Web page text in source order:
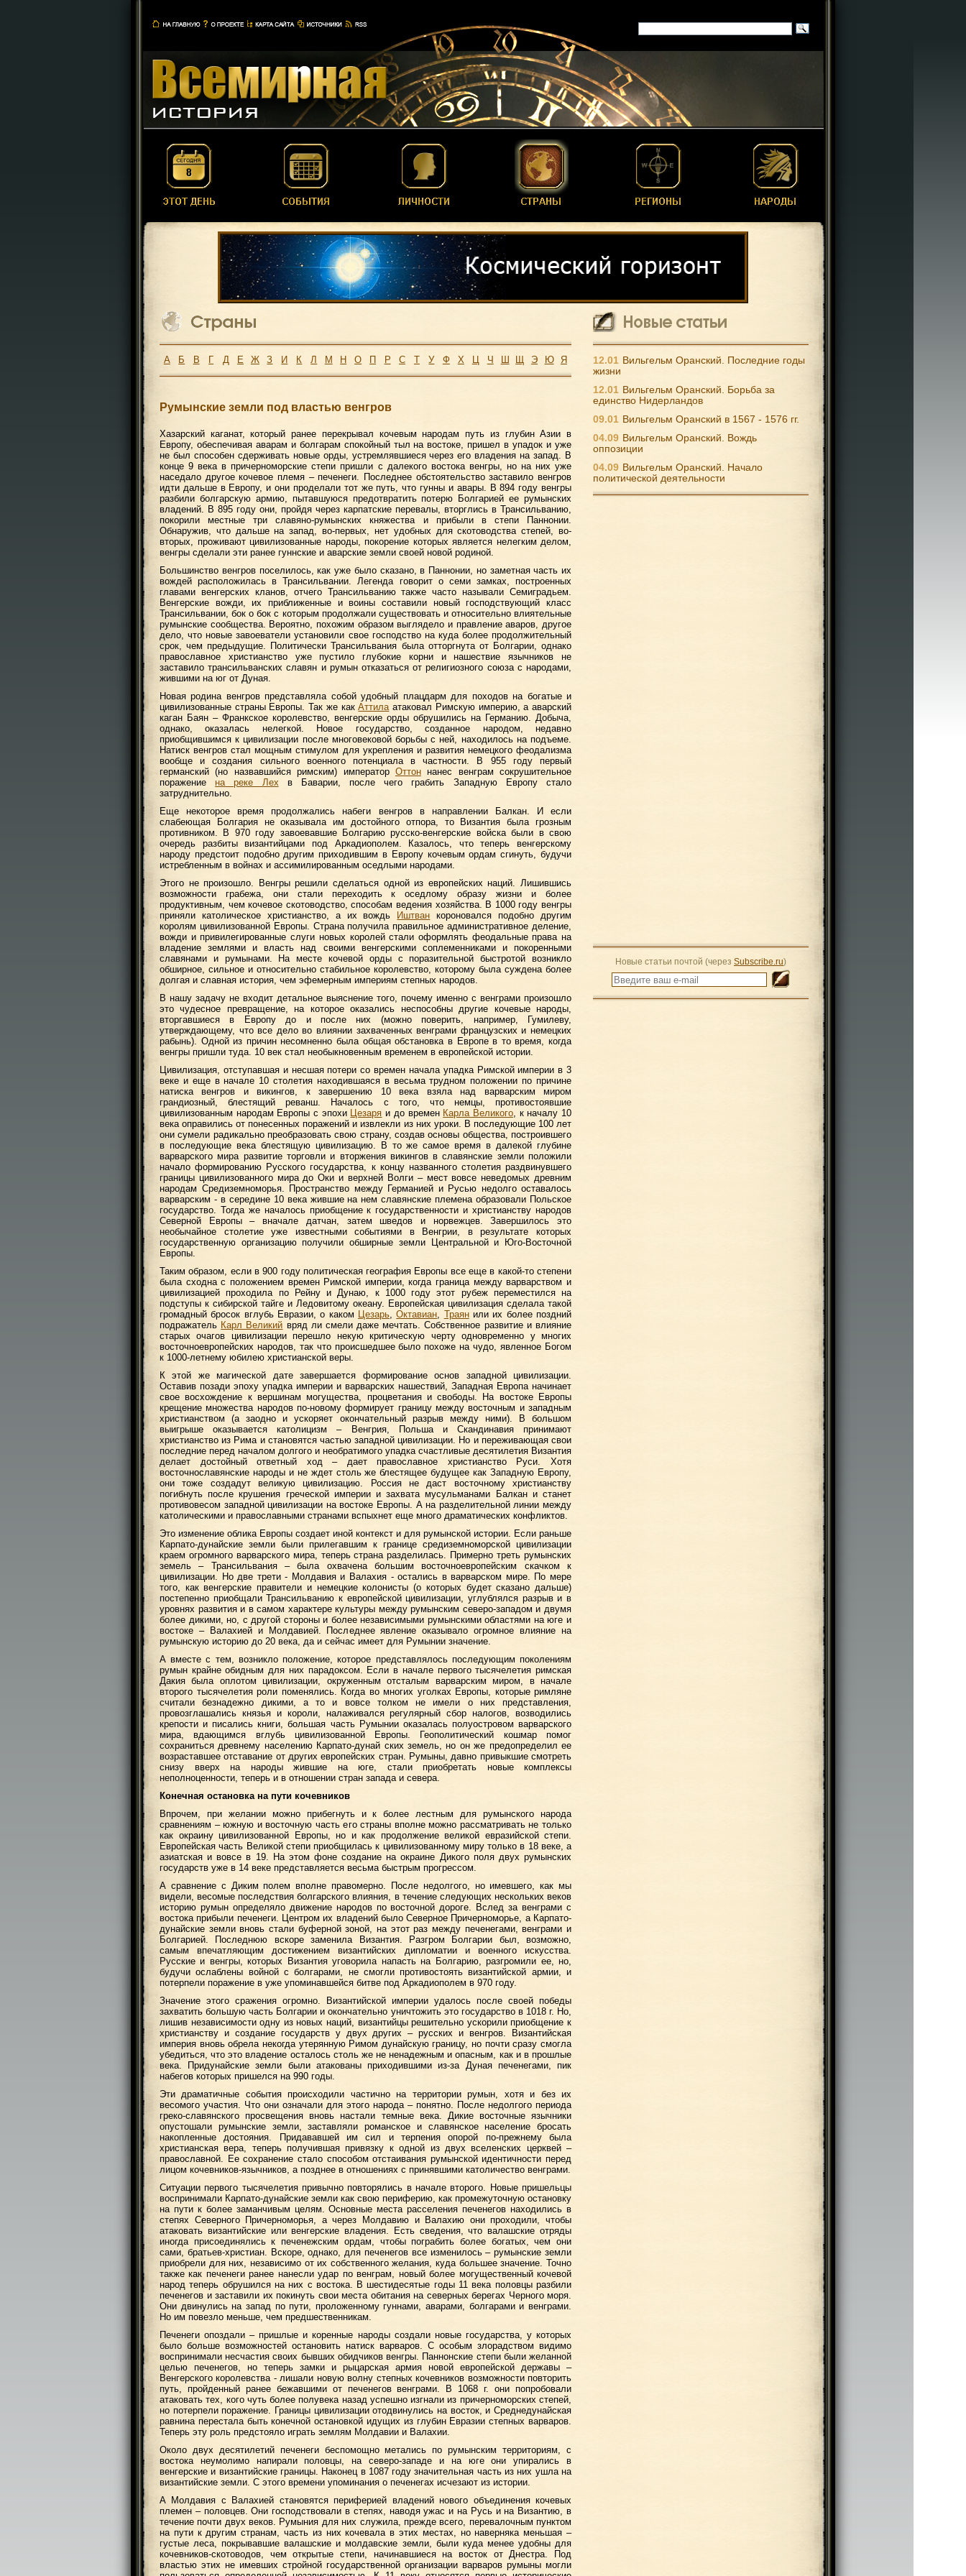
А Б В Г Д Е Ж З И К Л М Н О П Р С Т У Ф Х Ц Ч Ш Щ Э Ю Я
Румынские земли под властью венгров
Хазарский каганат, который ранее перекрывал кочевым народам путь из глубин Азии в
Европу, обеспечивая аварам и болгарам спокойный тыл на востоке, пришел в упадок и уже
не был способен сдерживать новые орды, устремлявшиеся через его владения на запад. В
конце 9 века в причерноморские степи пришли с далекого востока венгры, но на них уже
наседало другое кочевое племя – печенеги. Последнее обстоятельство заставило венгров
идти дальше в Европу, и они проделали тот же путь, что гунны и авары. В 894 году венгры
разбили болгарскую армию, пытавшуюся предотвратить потерю Болгарией ее румынских
владений. В 895 году они, пройдя через карпатские перевалы, вторглись в Трансильванию,
покорили местные три славяно-румынских княжества и прибыли в степи Паннонии.
Обнаружив, что дальше на запад, во-первых, нет удобных для скотоводства степей, во-
вторых, проживают цивилизованные народы, покорение которых является нелегким делом,
венгры сделали эти ранее гуннские и аварские земли своей новой родиной.
Большинство венгров поселилось, как уже было сказано, в Паннонии, но заметная часть их
вождей расположилась в Трансильвании. Легенда говорит о семи замках, построенных
главами венгерских кланов, отчего Трансильванию также часто называли Семиградьем.
Венгерские вожди, их приближенные и воины составили новый господствующий класс
Трансильвании, бок о бок с которым продолжали существовать и относительно влиятельные
румынские сообщества. Вероятно, похожим образом выглядело и правление аваров, другое
дело, что новые завоеватели установили свое господство на куда более продолжительный
срок, чем предыдущие. Политически Трансильвания была отторгнута от Болгарии, однако
православное христианство уже пустило глубокие корни и нашествие язычников не
заставило трансильванских славян и румын отказаться от религиозного союза с народами,
жившими на юг от Дуная.
Новая родина венгров представляла собой удобный плацдарм для походов на богатые и
цивилизованные страны Европы. Так же какАттилаатаковал Римскую империю, а аварский
каган Баян – Франкское королевство, венгерские орды обрушились на Германию. Добыча,
однако, оказалась нелегкой. Новое государство, созданное народом, недавно
приобщившимся к цивилизации после многовековой борьбы с ней, находилось на подъеме.
Натиск венгров стал мощным стимулом для укрепления и развития немецкого феодализма
вообще и создания сильного военного потенциала в частности. В 955 году первый
германский (но назвавшийся римским) император Оттоннанес венграм сокрушительное
поражение на реке Лех в Баварии, после чего грабить Западную Европу стало
затруднительно.
Еще некоторое время продолжались набеги венгров в направлении Балкан. И если
слабеющая Болгария не оказывала им достойного отпора, то Византия была грозным
противником. В 970 году завоевавшие Болгарию русско-венгерские войска были в свою
очередь разбиты византийцами под Аркадиополем. Казалось, что теперь венгерскому
народу предстоит подобно другим приходившим в Европу кочевым ордам сгинуть, будучи
истребленным в войнах и ассимилированным оседлыми народами.
Этого не произошло. Венгры решили сделаться одной из европейских наций. Лишившись
возможности грабежа, они стали переходить к оседлому образу жизни и более
продуктивным, чем кочевое скотоводство, способам ведения хозяйства. В 1000 году венгры
приняли католическое христианство, а их вождь
Иштван короновался подобно другим
королям цивилизованной Европы. Страна получила правильное административное деление,
вожди и привилегированные слуги новых королей стали оформлять феодальные права на
владение землями и власть над своими венгерскими соплеменниками и покоренными
славянами и румынами. На месте кочевой орды с поразительной быстротой возникло
обширное, сильное и относительно стабильное королевство, которому была суждена более
долгая и славная история, чем эфемерным империям степных народов.
В нашу задачу не входит детальное выяснение того, почему именно с венграми произошло
это чудесное превращение, на которое оказались неспособны другие кочевые народы,
вторгавшиеся в Европу до и после них (можно поверить, например, Гумилеву,
утверждающему, что все дело во влиянии захваченных венграми французских и немецких
рабынь). Одной из причин несомненно была общая обстановка в Европе в то время, когда
венгры пришли туда. 10 век стал необыкновенным временем в европейской истории.
Цивилизация, отступавшая и несшая потери со времен начала упадка Римской империи в 3
веке и еще в начале 10 столетия находившаяся в весьма трудном положении по причине
натиска венгров и викингов, к завершению 10 века взяла над варварским миром
грандиозный, блестящий реванш. Началось с того, что немцы, противостоявшие
цивилизованным народам Европы с эпохи Цезаря и до времен Карла Великого, к началу 10
века оправились от понесенных поражений и извлекли из них уроки. В последующие 100 лет
они сумели радикально преобразовать свою страну, создав основы общества, построившего
в последующие века блестящую цивилизацию. В то же самое время в далекой глубине
варварского мира развитие торговли и вторжения викингов в славянские земли положили
начало формированию Русского государства, к концу названного столетия раздвинувшего
границы цивилизованного мира до Оки и верхней Волги – мест вовсе неведомых древним
народам Средиземноморья. Пространство между Германией и Русью недолго оставалось
варварским - в середине 10 века жившие на нем славянские племена образовали Польское
государство. Тогда же началось приобщение к государственности и христианству народов
Северной Европы – вначале датчан, затем шведов и норвежцев. Завершилось это
необычайное столетие уже известными событиями в Венгрии, в результате которых
государственную организацию получили обширные земли Центральной и Юго-Восточной
Европы.
Таким образом, если в 900 году политическая география Европы все еще в какой-то степени
была сходна с положением времен Римской империи, когда граница между варварством и
цивилизацией проходила по Рейну и Дунаю, к 1000 году этот рубеж переместился на
подступы к сибирской тайге и Ледовитому океану. Европейская цивилизация сделала такой
громадный бросок вглубь Евразии, о каком Цезарь,Октавиан, Траянили их более поздний
подражатель Карл Великий вряд ли смели даже мечтать. Собственное развитие и влияние
старых очагов цивилизации перешло некую критическую черту одновременно у многих
восточноевропейских народов, так что происшедшее было похоже на чудо, явленное Богом
к 1000-летнему юбилею христианской веры.
К этой же магической дате завершается формирование основ западной цивилизации.
Оставив позади эпоху упадка империи и варварских нашествий, Западная Европа начинает
свое восхождение к вершинам могущества, процветания и свободы. На востоке Европы
крещение множества народов по-новому формирует границу между восточным и западным
христианством (а заодно и ускоряет окончательный разрыв между ними). В большом
выигрыше оказывается католицизм – Венгрия, Польша и Скандинавия принимают
христианство из Рима и становятся частью западной цивилизации. Но и переживающая свои
последние перед началом долгого и необратимого упадка счастливые десятилетия Византия
делает достойный ответный ход – дает православное христианство Руси. Хотя
восточнославянские народы и не ждет столь же блестящее будущее как Западную Европу,
они тоже создадут великую цивилизацию. Россия не даст восточному христианству
погибнуть после крушения греческой империи и захвата мусульманами Балкан и станет
противовесом западной цивилизации на востоке Европы. А на разделительной линии между
католическими и православными странами вспыхнет еще много драматических конфликтов.
Это изменение облика Европы создает иной контекст и для румынской истории. Если раньше
Карпато-дунайские земли были прилегавшим к границе средиземноморской цивилизации
краем огромного варварского мира, теперь страна разделилась. Примерно треть румынских
земель – Трансильвания – была охвачена большим восточноевропейским скачком к
цивилизации. Но две трети - Молдавия и Валахия - остались в варварском мире. По мере
того, как венгерские правители и немецкие колонисты (о которых будет сказано дальше)
постепенно приобщали Трансильванию к европейской цивилизации, углублялся разрыв и в
уровнях развития и в самом характере культуры между румынским северо-западом и двумя
более дикими, но, с другой стороны и более независимыми румынскими областями на юге и
востоке – Валахией и Молдавией. Последнее явление оказывало огромное влияние на
румынскую историю до 20 века, да и сейчас имеет для Румынии значение.
А вместе с тем, возникло положение, которое представлялось последующим поколениям
румын крайне обидным для них парадоксом. Если в начале первого тысячелетия римская
Дакия была оплотом цивилизации, окруженным отсталым варварским миром, в начале
второго тысячелетия роли поменялись. Когда во многих уголках Европы, которые римляне
считали безнадежно дикими, а то и вовсе толком не имели о них представления,
провозглашались князья и короли, налаживался регулярный сбор налогов, возводились
крепости и писались книги, большая часть Румынии оказалась полуостровом варварского
мира, вдающимся вглубь цивилизованной Европы. Геополитический кошмар помог
сохраниться древнему населению Карпато-дунай ских земель, но он же предопределил ее
возраставшее отставание от других европейских стран. Румыны, давно привыкшие смотреть
снизу вверх на народы жившие на юге, стали приобретать новые комплексы
неполноценности, теперь и в отношении стран запада и севера.
Конечная остановка на пути кочевников
Впрочем, при желании можно прибегнуть и к более лестным для румынского народа
сравнениям – южную и восточную часть его страны вполне можно рассматривать не только
как окраину цивилизованной Европы, но и как продолжение великой евразийской степи.
Европейская часть Великой степи приобщилась к цивилизованному миру только в 18 веке, а
азиатская и вовсе в 19. На этом фоне создание на окраине Дикого поля двух румынских
государств уже в 14 веке представляется весьма быстрым прогрессом.
А сравнение с Диким полем вполне правомерно. После недолгого, но имевшего, как мы
видели, весомые последствия болгарского влияния, в течение следующих нескольких веков
историю румын определяло движение народов по восточной дороге. Вслед за венграми с
востока прибыли печенеги. Центром их владений было Северное Причерноморье, а Карпато-
дунайские земли вновь стали буферной зоной, на этот раз между печенегами, венграми и
Болгарией. Последнюю вскоре заменила Византия. Разгром Болгарии был, возможно,
самым впечатляющим достижением византийских дипломатии и военного искусства.
Русские и венгры, которых Византия уговорила напасть на Болгарию, разгромили ее, но,
будучи ослаблены войной с болгарами, не смогли противостоять византийской армии, и
потерпели поражение в уже упоминавшейся битве под Аркадиополем в 970 году.
Значение этого сражения огромно. Византийской империи удалось после своей победы
захватить большую часть Болгарии и окончательно уничтожить это государство в 1018 г. Но,
лишив независимости одну из новых наций, византийцы решительно ускорили приобщение к
христианству и создание государств у двух других – русских и венгров. Византийская
империя вновь обрела некогда утерянную Римом дунайскую границу, но почти сразу смогла
убедиться, что это владение осталось столь же не ненадежным и опасным, как и в прошлые
века. Придунайские земли были атакованы приходившими из-за Дуная печенегами, пик
набегов которых пришелся на 990 годы.
Эти драматичные события происходили частично на территории румын, хотя и без их
весомого участия. Что они означали для этого народа – понятно. После недолгого периода
греко-славянского просвещения вновь настали темные века. Дикие восточные язычники
опустошали румынские земли, заставляли романское и славянское население бросать
накопленные достояния. Придававшей им сил и терпения опорой по-прежнему была
христианская вера, теперь получившая привязку к одной из двух вселенских церквей –
православной. Ее сохранение стало способом отстаивания румынской идентичности перед
лицом кочевников-язычников, а позднее в отношениях с принявшими католичество венграми.
Ситуации первого тысячелетия привычно повторялись в начале второго. Новые пришельцы
воспринимали Карпато-дунайские земли как свою периферию, как промежуточную остановку
на пути к более заманчивым целям. Основные места расселения печенегов находились в
степях Северного Причерноморья, а через Молдавию и Валахию они проходили, чтобы
атаковать византийские или венгерские владения. Есть сведения, что валашские отряды
иногда присоединялись к печенежским ордам, чтобы пограбить более богатых, чем они
сами, братьев-христиан. Вскоре, однако, для печенегов все изменилось – румынские земли
приобрели для них, независимо от их собственного желания, куда большее значение. Точно
также как печенеги ранее нанесли удар по венграм, новый более могущественный кочевой
народ теперь обрушился на них с востока. В шестидесятые годы 11 века половцы разбили
печенегов и заставили их покинуть свои места обитания на северных берегах Черного моря.
Они двинулись на запад по пути, проложенному гуннами, аварами, болгарами и венграми.
Но им повезло меньше, чем предшественникам.
Печенеги опоздали – пришлые и коренные народы создали новые государства, у которых
было больше возможностей остановить натиск варваров. С особым злорадством видимо
воспринимали несчастия своих бывших обидчиков венгры. Паннонские степи были желанной
целью печенегов, но теперь замки и рыцарская армия новой европейской державы –
Венгерского королевства - лишали новую волну степных кочевников возможности повторить
путь, пройденный ранее бежавшими от печенегов венграми. В 1068 г. они попробовали
атаковать тех, кого чуть более полувека назад успешно изгнали из причерноморских степей,
но потерпели поражение. Границы цивилизации отодвинулись на восток, и Среднедунайская
равнина перестала быть конечной остановкой идущих из глубин Евразии степных варваров.
Теперь эту роль предстояло играть землям Молдавии и Валахии.
Около двух десятилетий печенеги беспомощно метались по румынским территориям, с
востока неумолимо напирали половцы, на северо-западе и на юге они упирались в
венгерские и византийские границы. Наконец в 1087 году значительная часть из них ушла на
византийские земли. С этого времени упоминания о печенегах исчезают из истории.
А Молдавия с Валахией становятся периферией владений нового объединения кочевых
племен – половцев. Они господствовали в степях, наводя ужас и на Русь и на Византию, в
течение почти двух веков. Румыния для них служила, прежде всего, перевалочным пунктом
на пути к другим странам, часть из них кочевала в этих местах, но наверняка меньшая –
густые леса, покрывавшие валашские и молдавские земли, были куда менее удобны для
кочевников-скотоводов, чем открытые степи, начинавшиеся на восток от Днестра. Под
властью этих не имевших стройной государственной организации варваров румыны могли
12.01 Вильгельм Оранский. Последние годы
жизни
12.01 Вильгельм Оранский. Борьба за
единство Нидерландов
09.01 Вильгельм Оранский в 1567 - 1576 гг.
04.09 Вильгельм Оранский. Вождь
оппозиции
04.09 Вильгельм Оранский. Начало
политической деятельности
Новые статьи почтой (через Subscribe.ru)